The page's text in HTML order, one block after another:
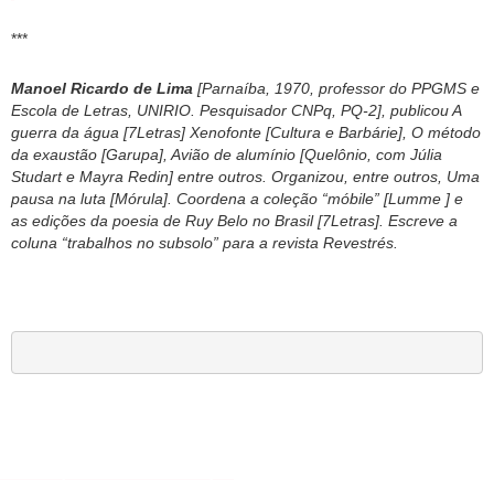
***
Manoel Ricardo de Lima [Parnaíba, 1970, professor do PPGMS e
Escola de Letras, UNIRIO. Pesquisador CNPq, PQ-2], publicou A
guerra da água [7Letras] Xenofonte [Cultura e Barbárie], O método
da exaustão [Garupa], Avião de alumínio [Quelônio, com Júlia
Studart e Mayra Redin] entre outros. Organizou, entre outros, Uma
pausa na luta [Mórula]. Coordena a coleção “móbile” [Lumme ] e
as edições da poesia de Ruy Belo no Brasil [7Letras]. Escreve a
coluna “trabalhos no subsolo” para a revista Revestrés.